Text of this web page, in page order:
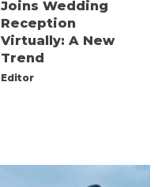
Joins Wedding
Reception
Virtually: A New
Trend
Editor